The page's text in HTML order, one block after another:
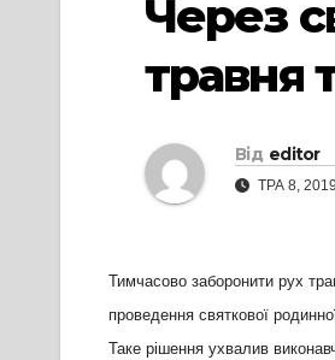
Через
травня
Від editor
ТРА 8, 2019
Тимчасово заборонити рух
проведення святкової
Таке рішення ухвалив